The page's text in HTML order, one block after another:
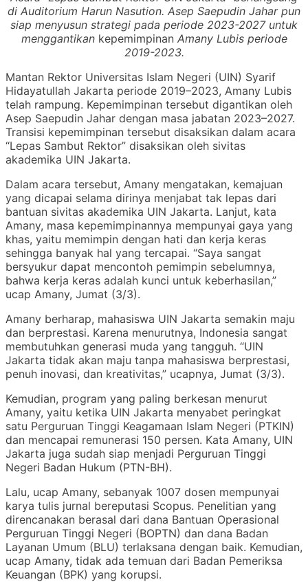
di Auditorium Harun Nasution. Asep Saepudin Jahar pun
siap menyusun strategi pada periode 2023-2027 untuk
menggantikankepemimpinan Amany Lubis periode
2019-2023.
Mantan Rektor Universitas Islam Negeri (UIN) Syarif
Hidayatullah Jakarta periode 2019–2023, Amany Lubis
telah rampung. Kepemimpinan tersebut digantikan oleh
Asep Saepudin Jahar dengan masa jabatan 2023–2027.
Transisi kepemimpinan tersebut disaksikan dalam acara
“Lepas Sambut Rektor” disaksikan oleh sivitas
akademika UIN Jakarta.
Dalam acara tersebut, Amany mengatakan, kemajuan
yang dicapai selama dirinya menjabat tak lepas dari
bantuan sivitas akademika UIN Jakarta. Lanjut, kata
Amany, masa kepemimpinannya mempunyai gaya yang
khas, yaitu memimpin dengan hati dan kerja keras
sehingga banyak hal yang tercapai. “Saya sangat
bersyukur dapat mencontoh pemimpin sebelumnya,
bahwa kerja keras adalah kunci untuk keberhasilan,”
ucap Amany, Jumat (3/3).
Amany berharap, mahasiswa UIN Jakarta semakin maju
dan berprestasi. Karena menurutnya, Indonesia sangat
membutuhkan generasi muda yang tangguh. “UIN
Jakarta tidak akan maju tanpa mahasiswa berprestasi,
penuh inovasi, dan kreativitas,” ucapnya, Jumat (3/3).
Kemudian, program yang paling berkesan menurut
Amany, yaitu ketika UIN Jakarta menyabet peringkat
satu Perguruan Tinggi Keagamaan Islam Negeri (PTKIN)
dan mencapai remunerasi 150 persen. Kata Amany, UIN
Jakarta juga sudah siap menjadi Perguruan Tinggi
Negeri Badan Hukum (PTN-BH).
Lalu, ucap Amany, sebanyak 1007 dosen mempunyai
karya tulis jurnal bereputasi Scopus. Penelitian yang
direncanakan berasal dari dana Bantuan Operasional
Perguruan Tinggi Negeri (BOPTN) dan dana Badan
Layanan Umum (BLU) terlaksana dengan baik. Kemudian,
ucap Amany, tidak ada temuan dari Badan Pemeriksa
Keuangan (BPK) yang korupsi.